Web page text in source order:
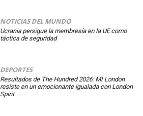
NOTICIAS DEL MUNDO
Ucrania persigue la membresía en la UE como
táctica de seguridad
DEPORTES
Resultados de The Hundred 2026: MI London
resiste en un emocionante igualada con London
Spirit